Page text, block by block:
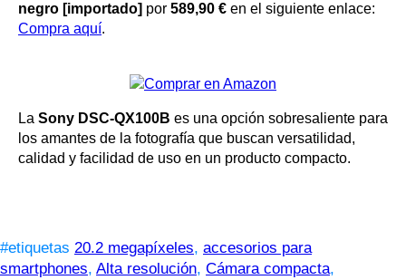
negro [importado] por 589,90 € en el siguiente enlace:
Compra aquí.
La Sony DSC-QX100B es una opción sobresaliente para
los amantes de la fotografía que buscan versatilidad,
calidad y facilidad de uso en un producto compacto.
#etiquetas 20.2 megapíxeles, accesorios para
smartphones, Alta resolución, Cámara compacta,